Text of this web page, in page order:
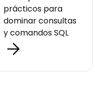
prácticos para
dominar consultas
y comandos SQL